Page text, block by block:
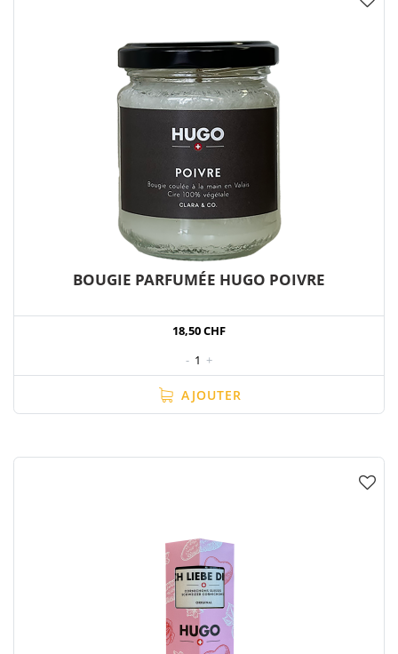
BOUGIE PARFUMÉE HUGO POIVRE
18,50 CHF
- 1 +
AJOUTER